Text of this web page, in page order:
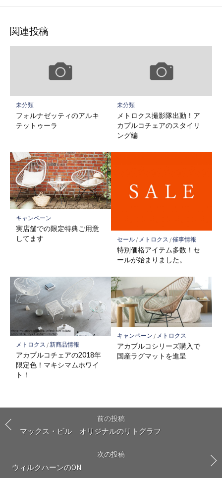
関連投稿
未分類
フォルナゼッティのアルキ
テットゥーラ
未分類
メトロクス撮影隊出動！ア
カプルコチェアのスタイリ
ング編
キャンペーン
実店舗での限定特典ご用意
してます
セール/ メトロクス /催事情報
特別価格アイテム多数！セ
ールが始まりました。
メトロクス /新商品情報
アカプルコチェアの2018年
限定色！マキシマムホワイ
ト！
キャンペーン / メトロクス
アカプルコシリーズ購入で
国産ラグマットを進呈
前の投稿
マックス・ビル オリジナルのリトグラフ
次の投稿
ウィルクハーンのON